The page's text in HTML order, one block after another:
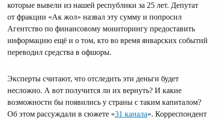
которые вывели из нашей республики за 25 лет. Депутат
от фракции «Ак жол» назвал эту сумму и попросил
Агентство по финансовому мониторингу предоставить
информацию ещё и о том, кто во время январских событий
переводил средства в офшоры.
Эксперты считают, что отследить эти деньги будет
несложно. А вот получится ли их вернуть? И какие
возможности бы появились у страны с таким капиталом?
Об этом рассуждали в сюжете «31 канала». Корреспондент